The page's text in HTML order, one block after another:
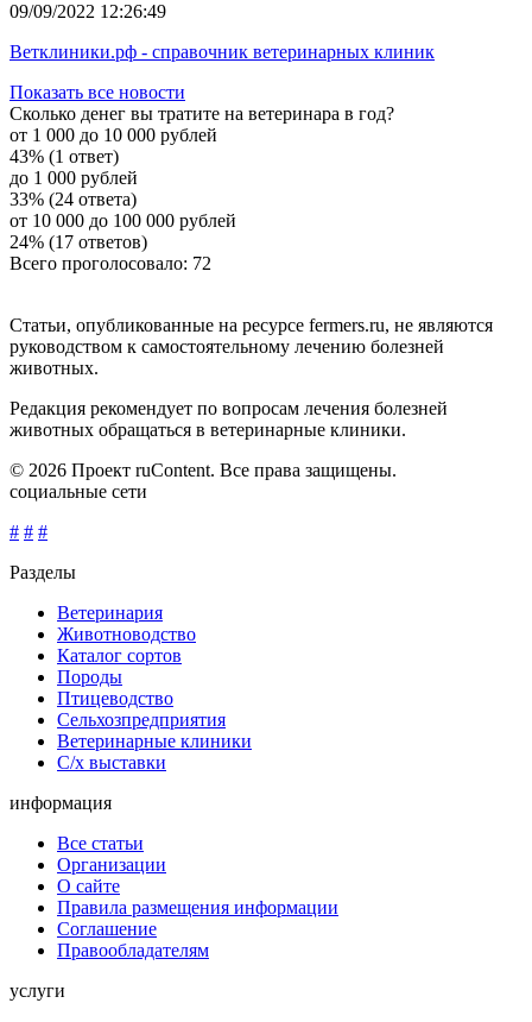
09/09/2022 12:26:49
Ветклиники.рф - справочник ветеринарных клиник
Показать все новости
Сколько денег вы тратите на ветеринара в год?
от 1 000 до 10 000 рублей
43% (1 ответ)
до 1 000 рублей
33% (24 ответа)
от 10 000 до 100 000 рублей
24% (17 ответов)
Всего проголосовало: 72
Статьи, опубликованные на ресурсе fermers.ru, не являются
руководством к самостоятельному лечению болезней
животных.
Редакция рекомендует по вопросам лечения болезней
животных обращаться в ветеринарные клиники.
© 2026 Проект ruContent. Все права защищены.
социальные сети
# # #
Разделы
Ветеринария
Животноводство
Каталог сортов
Породы
Птицеводство
Сельхозпредприятия
Ветеринарные клиники
С/х выставки
информация
Все статьи
Организации
О сайте
Правила размещения информации
Соглашение
Правообладателям
услуги